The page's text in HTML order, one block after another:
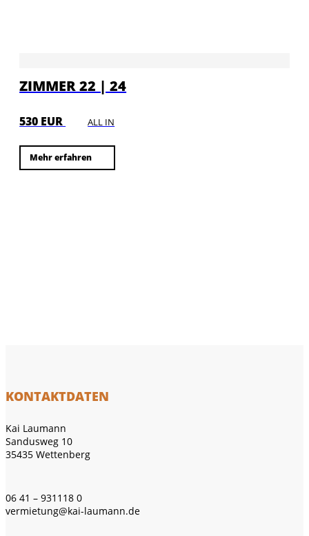
ZIMMER 22 | 24
530 EUR ALL IN
Mehr erfahren
KONTAKTDATEN
Kai Laumann
Sandusweg 10
35435 Wettenberg
06 41 – 931118 0
vermietung@kai-laumann.de